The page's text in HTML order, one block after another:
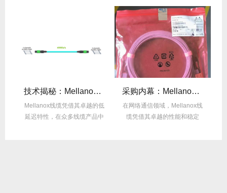
技术揭秘：Mellanox线缆低延迟背后的“信号优化”黑科技！
Mellanox线缆凭借其卓越的低
延迟特性，在众多线缆产品中
采购内幕：Mellanox线缆验真3步走，假货休想蒙混过关！
在网络通信领域，Mellanox线
缆凭借其卓越的性能和稳定